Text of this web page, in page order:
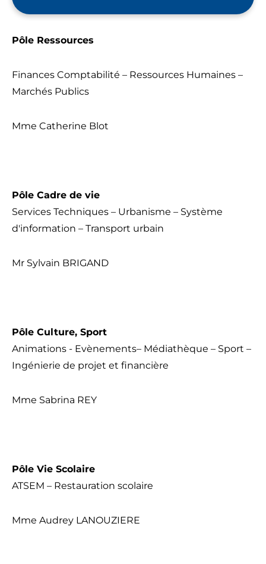
Pôle Ressources
Finances Comptabilité – Ressources Humaines –
Marchés Publics
Mme Catherine Blot
Pôle Cadre de vie
Services Techniques – Urbanisme – Système
d'information – Transport urbain
Mr Sylvain BRIGAND
Pôle Culture, Sport
Animations - Evènements– Médiathèque – Sport –
Ingénierie de projet et financière
Mme Sabrina REY
Pôle Vie Scolaire
ATSEM – Restauration scolaire
Mme Audrey LANOUZIERE